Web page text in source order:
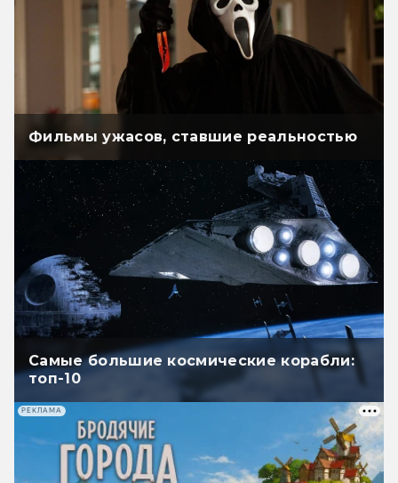
Фильмы ужасов, ставшие реальностью
Самые большие космические корабли:
топ-10
РЕКЛАМА